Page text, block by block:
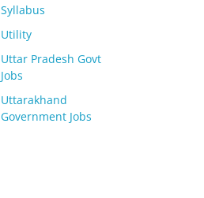
Syllabus
Utility
Uttar Pradesh Govt
Jobs
Uttarakhand
Government Jobs